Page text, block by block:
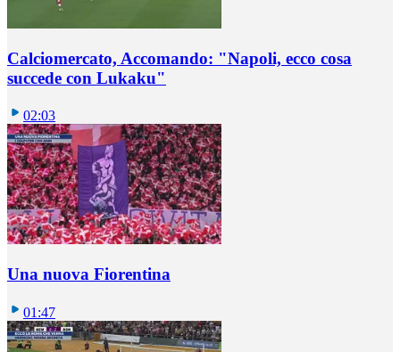
Calciomercato, Accomando: "Napoli, ecco cosa
succede con Lukaku"
02:03
Una nuova Fiorentina
01:47